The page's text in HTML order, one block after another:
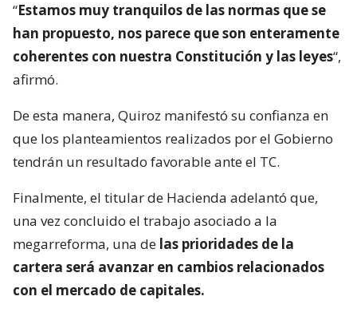
“Estamos muy tranquilos de las normas que se
han propuesto, nos parece que son enteramente
coherentes con nuestra Constitución y las leyes“,
afirmó.
De esta manera, Quiroz manifestó su confianza en
que los planteamientos realizados por el Gobierno
tendrán un resultado favorable ante el TC.
Finalmente, el titular de Hacienda adelantó que,
una vez concluido el trabajo asociado a la
megarreforma, una de las prioridades de la
cartera será avanzar en cambios relacionados
con el mercado de capitales.